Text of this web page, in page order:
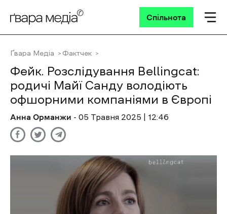
Спільнота
Ґвара Медіа Фактчек
Фейк. Розслідування Bellingcat:
родичі Майї Санду володіють
офшорними компаніями в Європі
Анна Орманжи - 05 Травня 2025 | 12:46